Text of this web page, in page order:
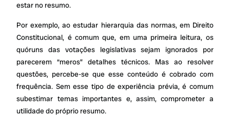
estar no resumo.
Por exemplo, ao estudar hierarquia das normas, em Direito
Constitucional, é comum que, em uma primeira leitura, os
quóruns das votações legislativas sejam ignorados por
parecerem “meros” detalhes técnicos. Mas ao resolver
questões, percebe-se que esse conteúdo é cobrado com
frequência. Sem esse tipo de experiência prévia, é comum
subestimar temas importantes e, assim, comprometer a
utilidade do próprio resumo.